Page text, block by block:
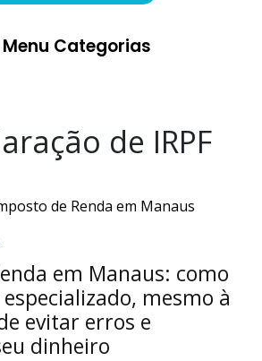
Menu Categorias
de IRPF
em Manaus: como
mesmo à
evitar erros e
dinheiro